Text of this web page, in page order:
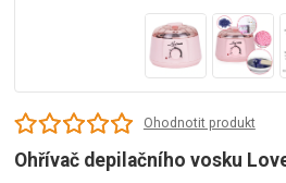
Ohodnotit produkt
Ohřívač depilačního vosku